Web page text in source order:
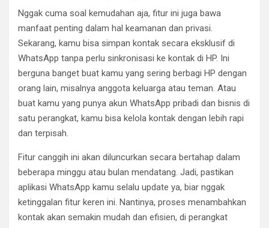
Nggak cuma soal kemudahan aja, fitur ini juga bawa
manfaat penting dalam hal keamanan dan privasi.
Sekarang, kamu bisa simpan kontak secara eksklusif di
WhatsApp tanpa perlu sinkronisasi ke kontak di HP. Ini
berguna banget buat kamu yang sering berbagi HP dengan
orang lain, misalnya anggota keluarga atau teman. Atau
buat kamu yang punya akun WhatsApp pribadi dan bisnis di
satu perangkat, kamu bisa kelola kontak dengan lebih rapi
dan terpisah.
Fitur canggih ini akan diluncurkan secara bertahap dalam
beberapa minggu atau bulan mendatang. Jadi, pastikan
aplikasi WhatsApp kamu selalu update ya, biar nggak
ketinggalan fitur keren ini. Nantinya, proses menambahkan
kontak akan semakin mudah dan efisien, di perangkat